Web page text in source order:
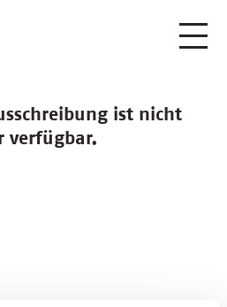
ist nicht
verfügbar.